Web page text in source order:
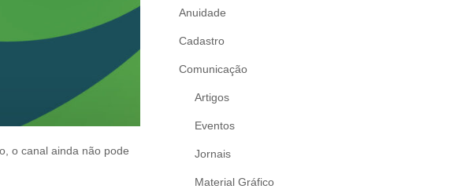
o canal ainda não pode
Anuidade
Cadastro
Comunicação
Artigos
Eventos
Jornais
Material Gráfico